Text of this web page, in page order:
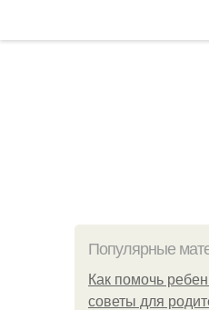
Популярные
Как помочь
советы для